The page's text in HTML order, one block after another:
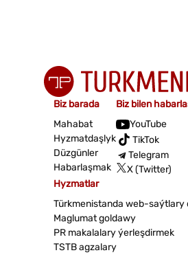
Biz barada
Mahabat
Hyzmatdaşlyk
Düzgünler
Habarlaşmak
Biz bilen
YouTube
TikTok
Telegram
X (Twitter)
Hyzmatlar
Türkmenistanda web-saýtlary
Maglumat goldawy
PR makalalary ýerleşdirmek
TSTB agzalary